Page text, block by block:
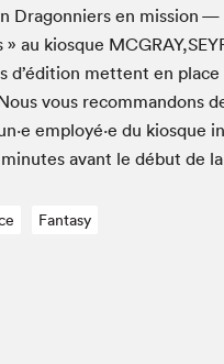
Drag­onniers en mis­sion —
» au kiosque MCGRAY,
d’édi­tion met­tent en
vous recom­man­dons
employé·e du kiosque
min­utes avant le début de
Fantasy